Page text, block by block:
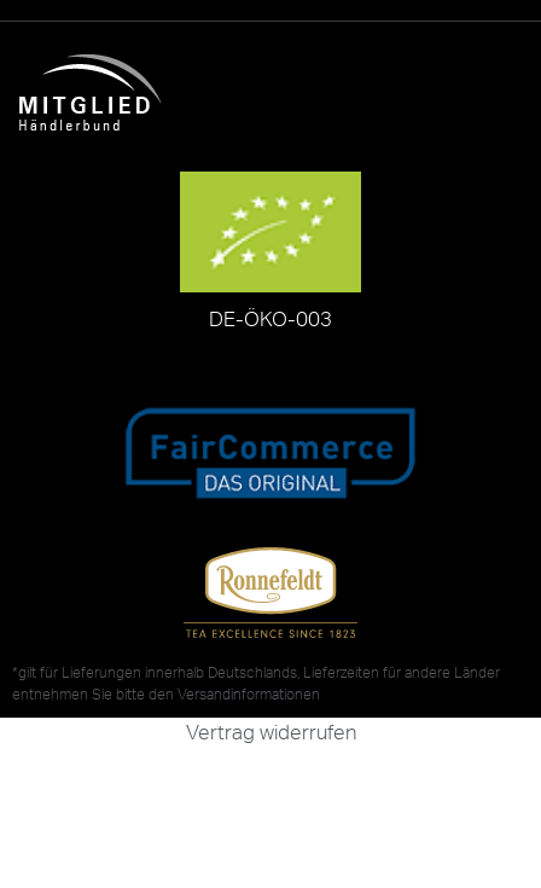
DE-ÖKO-003
*gilt für Lieferungen innerhalb Deutschlands, Lieferzeiten für andere Länder
entnehmen Sie bitte den Versandinformationen
Vertrag widerrufen